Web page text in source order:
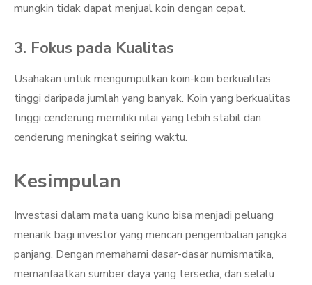
mungkin tidak dapat menjual koin dengan cepat.
3. Fokus pada Kualitas
Usahakan untuk mengumpulkan koin-koin berkualitas
tinggi daripada jumlah yang banyak. Koin yang berkualitas
tinggi cenderung memiliki nilai yang lebih stabil dan
cenderung meningkat seiring waktu.
Kesimpulan
Investasi dalam mata uang kuno bisa menjadi peluang
menarik bagi investor yang mencari pengembalian jangka
panjang. Dengan memahami dasar-dasar numismatika,
memanfaatkan sumber daya yang tersedia, dan selalu